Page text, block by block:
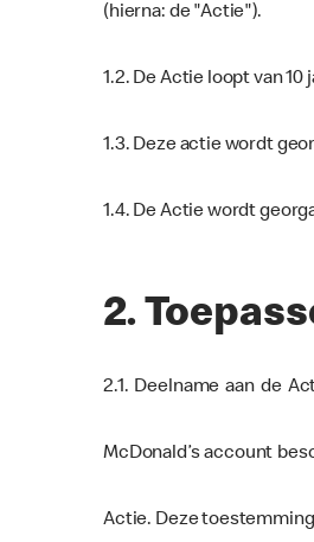
(hierna: de "Actie").
1.2. De Actie loopt van
1.3. Deze actie wordt
1.4. De Actie wordt
2.
2.1. Deelname aan de
McDonald’s account
Actie. Deze